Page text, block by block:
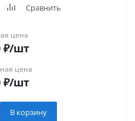
Сравнить
цена
₽/шт
цена
₽/шт
В корзину